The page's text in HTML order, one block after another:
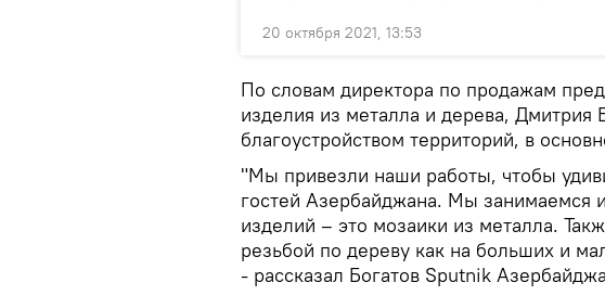
20 октября 2021, 13:53
По словам директора по продажам
изделия из металла и дерева, Дмитрия
благоустройством территорий, в
"Мы привезли наши работы, чтобы
гостей Азербайджана. Мы занимаемся
изделий – это мозаики из металла.
резьбой по дереву как на больших и
- рассказал Богатов Sputnik